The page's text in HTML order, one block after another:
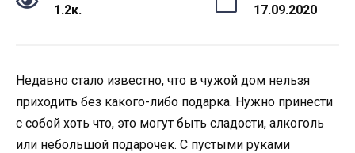
1.2к. 17.09.2020
Недавно стало известно, что в чужой дом нельзя
приходить без какого-либо подарка. Нужно принести
с собой хоть что, это могут быть сладости, алкоголь
или небольшой подарочек. С пустыми руками